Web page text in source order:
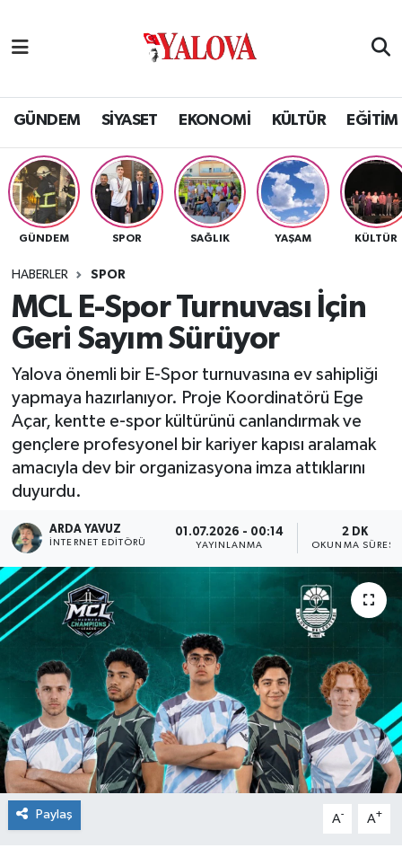
GÜNDEM SİYASET EKONOMİ KÜLTÜR EĞİTİM
GÜNDEM SPOR SAĞLIK YAŞAM KÜLTÜR
HABERLER SPOR
MCL E-Spor Turnuvası İçin
Geri Sayım Sürüyor
Yalova önemli bir E-Spor turnuvasına ev sahipliği
yapmaya hazırlanıyor. Proje Koordinatörü Ege
Açar, kentte e-spor kültürünü canlandırmak ve
gençlere profesyonel bir kariyer kapısı aralamak
amacıyla dev bir organizasyona imza attıklarını
duyurdu.
ARDA YAVUZ
İNTERNET EDITÖRÜ
01.07.2026 - 00:14
YAYINLANMA
2 DK
OKUNMA SÜRESI
Paylaş A- A+
SİYASET
EKONOMİ
KÜLTÜR
BİLİM VE TEKNOLOJİ
ASAYİŞ
SAĞLIK
SPOR
ULUSAL
İLÇELERİMİZ
RESMİ İLAN
Yalova Nöbetçi Eczaneler
Yalova Hava Durumu
Yalova Namaz Vakitleri
Yalova Trafik Yoğunluk Haritası
Tüm Manşetler
Son Dakika Haberleri
Haber Arşivi